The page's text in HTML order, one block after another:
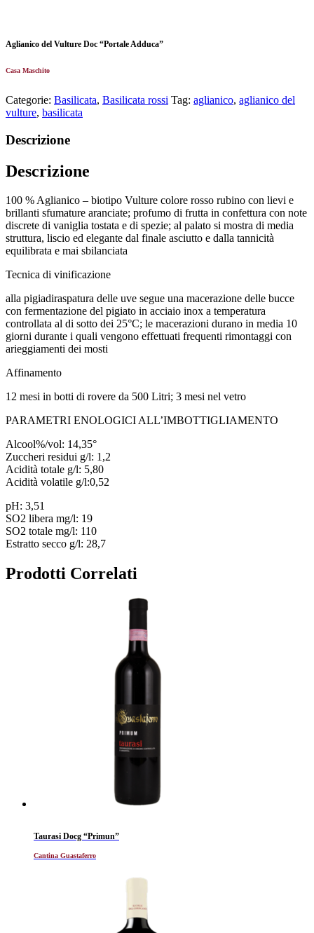
Aglianico del Vulture Doc “Portale Adduca”
Casa Maschito
Categorie: Basilicata, Basilicata rossi Tag: aglianico, aglianico del
vulture, basilicata
Descrizione
Descrizione
100 % Aglianico – biotipo Vulture colore rosso rubino con lievi e
brillanti sfumature aranciate; profumo di frutta in confettura con note
discrete di vaniglia tostata e di spezie; al palato si mostra di media
struttura, liscio ed elegante dal finale asciutto e dalla tannicità
equilibrata e mai sbilanciata
Tecnica di vinificazione
alla pigiadiraspatura delle uve segue una macerazione delle bucce
con fermentazione del pigiato in acciaio inox a temperatura
controllata al di sotto dei 25°C; le macerazioni durano in media 10
giorni durante i quali vengono effettuati frequenti rimontaggi con
arieggiamenti dei mosti
Affinamento
12 mesi in botti di rovere da 500 Litri; 3 mesi nel vetro
PARAMETRI ENOLOGICI ALL’IMBOTTIGLIAMENTO
Alcool%/vol: 14,35°
Zuccheri residui g/l: 1,2
Acidità totale g/l: 5,80
Acidità volatile g/l:0,52
pH: 3,51
SO2 libera mg/l: 19
SO2 totale mg/l: 110
Estratto secco g/l: 28,7
Prodotti Correlati
Taurasi Docg “Primun”
Cantina Guastaferro